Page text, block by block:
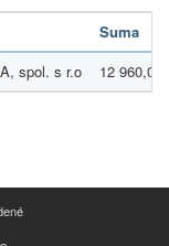
Suma
spol. s r.o 12 960,00